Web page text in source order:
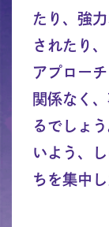
たり、強
されたり
アプロー
関係なく
るでしょ
いよう、
ちを集中